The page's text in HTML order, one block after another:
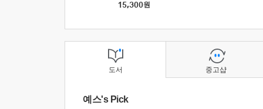
15,300원
도서
예스's Pick
중고샵